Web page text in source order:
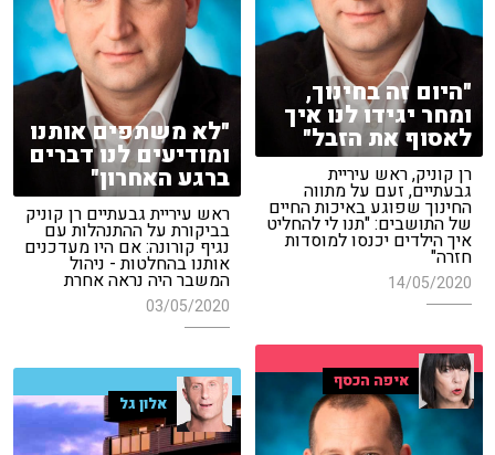
"היום זה בחינוך,
ומחר יגידו לנו איך
לאסוף את הזבל"
רן קוניק, ראש עיריית
גבעתיים, זעם על מתווה
החינוך שפוגע באיכות החיים
של התושבים: "תנו לי להחליט
איך הילדים יכנסו למוסדות
חזרה"
14/05/2020
"לא משתפים אותנו
ומודיעים לנו דברים
ברגע האחרון"
ראש עיריית גבעתיים רן קוניק
בביקורת על ההתנהלות עם
נגיף קורונה: אם היו מעדכנים
אותנו בהחלטות - ניהול
המשבר היה נראה אחרת
03/05/2020
איפה הכסף
אלון גל